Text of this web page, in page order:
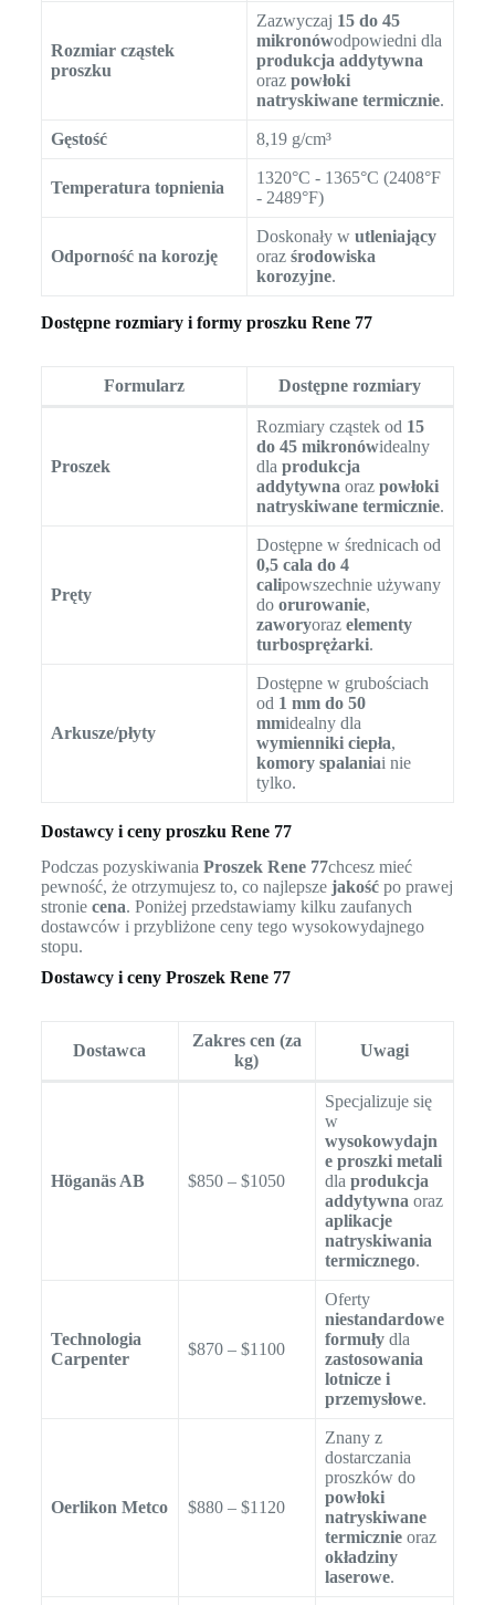
Rozmiar cząstek
proszku
Zazwyczaj 15 do 45
mikronówodpowiedni dla
produkcja addytywna
oraz powłoki
natryskiwane termicznie.
Gęstość 8,19 g/cm³
Temperatura topnienia
1320°C - 1365°C (2408°F
- 2489°F)
Odporność na korozję
Doskonały w utleniający
oraz środowiska
korozyjne.
Dostępne rozmiary i formy proszku Rene 77
Formularz Dostępne rozmiary
Proszek
Rozmiary cząstek od 15
do 45 mikronówidealny
dla produkcja
addytywna oraz powłoki
natryskiwane termicznie.
Pręty
Dostępne w średnicach od
0,5 cala do 4
calipowszechnie używany
do orurowanie,
zaworyoraz elementy
turbosprężarki.
Arkusze/płyty
Dostępne w grubościach
od 1 mm do 50
mmidealny dla
wymienniki ciepła,
komory spalaniai nie
tylko.
Dostawcy i ceny proszku Rene 77
Podczas pozyskiwania Proszek Rene 77chcesz mieć
pewność, że otrzymujesz to, co najlepsze jakośćpo prawej
stronie cena. Poniżej przedstawiamy kilku zaufanych
dostawców i przybliżone ceny tego wysokowydajnego
stopu.
Dostawcy i ceny Proszek Rene 77
Dostawca
Zakres cen (za
kg)
Uwagi
Höganäs AB $850 – $1050
Specjalizuje się
w
wysokowydajn
e proszki metali
dla produkcja
addytywna oraz
aplikacje
natryskiwania
termicznego.
Technologia
Carpenter
$870 – $1100
Oferty
niestandardowe
formułydla
zastosowania
lotnicze i
przemysłowe.
Oerlikon Metco $880 – $1120
Znany z
dostarczania
proszków do
powłoki
natryskiwane
termicznieoraz
okładziny
laserowe.